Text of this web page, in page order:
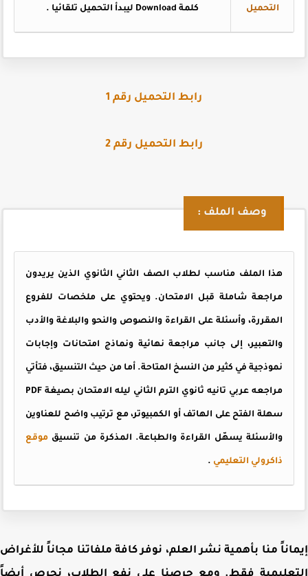
التحميل كلمة Download ليبدأ التحميل تلقائيا .
رابط التحميل رقم 1
رابط التحميل رقم 2
وصف الملف :
هذا الملف مناسب لطلاب الصف الثاني الثانوي الذين يريدون
مراجعة شاملة قبل الامتحان. ويحتوي على ملخصات للفروع
المقررة، وأسئلة على القراءة والنصوص والنحو والبلاغة والأدب
والتعبير، إلى جانب مراجعة نهائية ونماذج امتحانات وإجابات
نموذجية في كثير من النسخ المتاحة. أما من حيث التنسيق، فتأتي
مراجعه عربي تانيه ثانوي الترم الثاني ليله الامتحان بصيغة PDF
سهلة الفتح على الهاتف أو الكمبيوتر، مع ترتيب واضح للعناوين
والأسئلة يسهّل القراءة والطباعة. المذكرة من تنسيق موقع
ذاكرولي التعليمي.
منا بأهمية نشر العلم، نوفر كافة ملفاتنا مجاناً للأغراض